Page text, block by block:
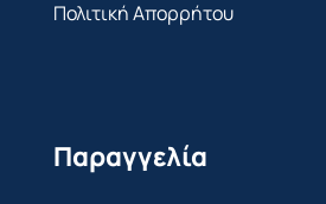
Πολιτική Απορρήτου
Παραγγελία